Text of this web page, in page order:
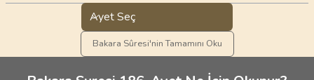
Ayet Seç
Bakara Sûresi'nin Tamamını Oku